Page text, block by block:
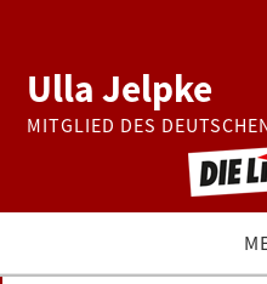
Ulla Jelpke
MITGLIED DES